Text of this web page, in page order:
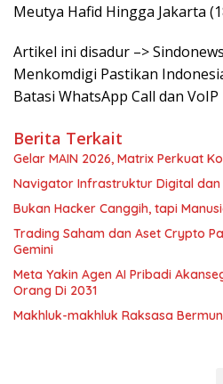
Meutya Hafid Hingga Jakarta
Artikel ini disadur –>
Menkomdigi Pastikan
Batasi WhatsApp Call dan VoIP
Berita Terkait
Gelar MAIN 2026, Matrix Perkuat
Navigator Infrastruktur Digital dan
Bukan Hacker Canggih, tapi
Trading Saham dan Aset Crypto
Gemini
Meta Yakin Agen AI Pribadi
Orang Di 2031
Makhluk-makhluk Raksasa